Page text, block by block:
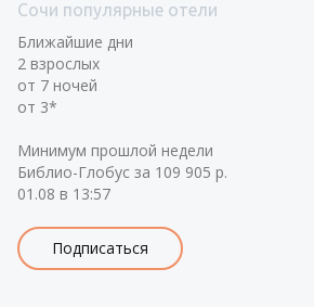
Сочи популярные отели
Ближайшие дни
2 взрослых
от 7 ночей
от 3*
Минимум прошлой недели
Библио-Глобус за 109 905 р.
01.08 в 13:57
Подписаться